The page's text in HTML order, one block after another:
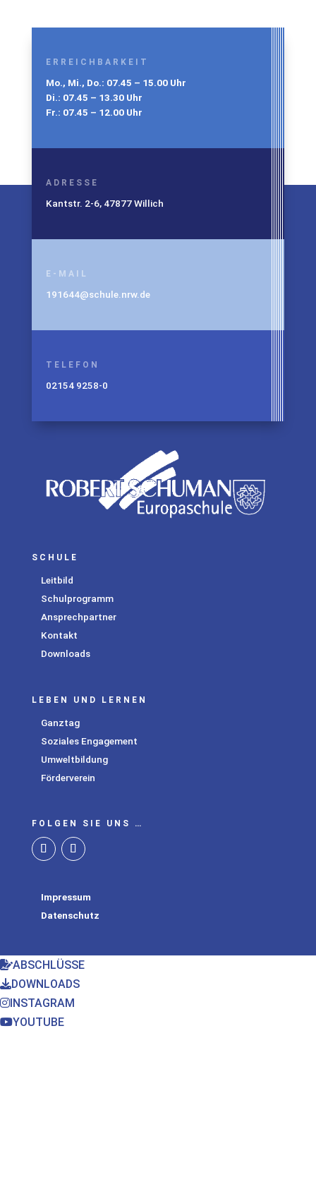
ERREICHBARKEIT
Mo., Mi., Do.: 07.45 – 15.00 Uhr
Di.: 07.45 – 13.30 Uhr
Fr.: 07.45 – 12.00 Uhr
ADRESSE
Kantstr. 2-6, 47877 Willich
E-MAIL
191644@schule.nrw.de
TELEFON
02154 9258-0
SCHULE
Leitbild
Schulprogramm
Ansprechpartner
Kontakt
Downloads
LEBEN UND LERNEN
Ganztag
Soziales Engagement
Umweltbildung
Förderverein
FOLGEN SIE UNS …
Impressum
Datenschutz
ABSCHLÜSSE
DOWNLOADS
INSTAGRAM
YOUTUBE